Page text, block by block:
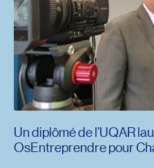
Un diplômé de l’UQAR
OsEntreprendre pour